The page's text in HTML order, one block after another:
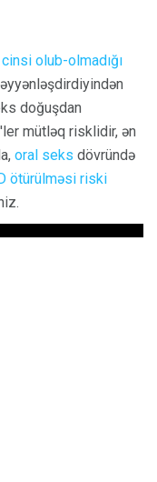
olub-olmadığı
doğuşdan
mütləq risklidir, ən
oral seks dövründə
ötürülməsi riski